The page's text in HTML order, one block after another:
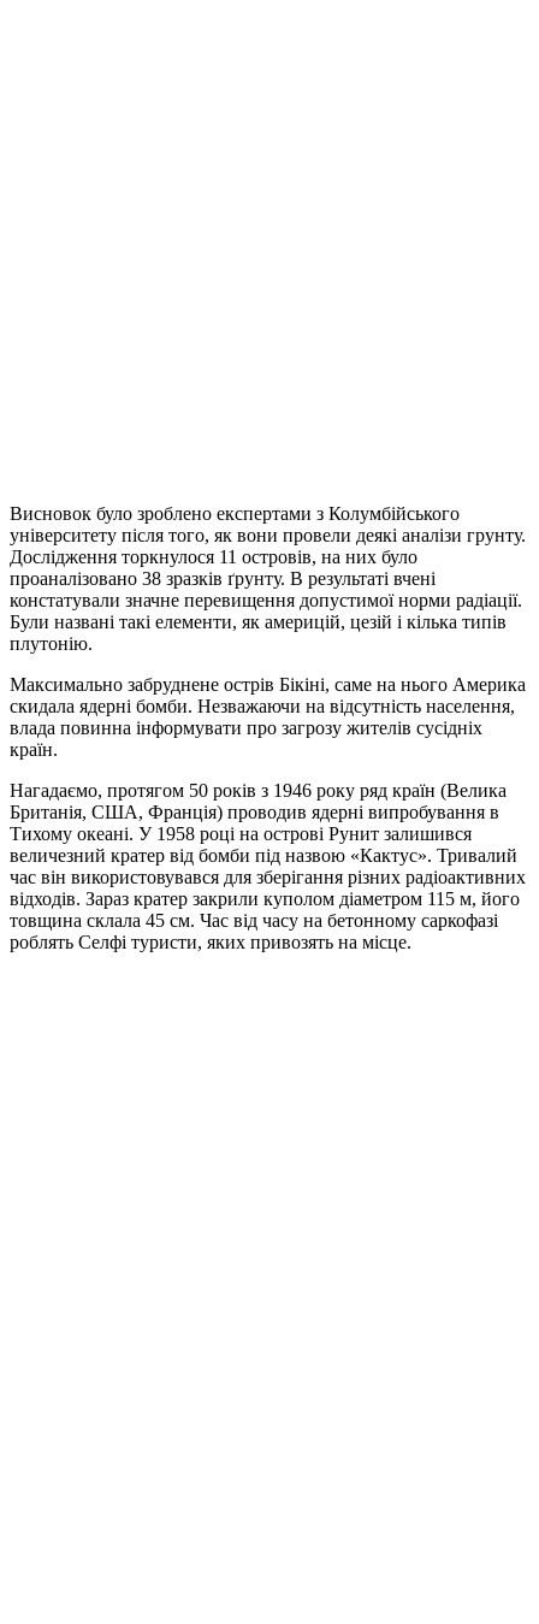
Висновок було зроблено експертами з Колумбійського
університету після того, як вони провели деякі аналізи грунту.
Дослідження торкнулося 11 островів, на них було
проаналізовано 38 зразків ґрунту. В результаті вчені
констатували значне перевищення допустимої норми радіації.
Були названі такі елементи, як америцій, цезій і кілька типів
плутонію.
Максимально забруднене острів Бікіні, саме на нього Америка
скидала ядерні бомби. Незважаючи на відсутність населення,
влада повинна інформувати про загрозу жителів сусідніх
країн.
Нагадаємо, протягом 50 років з 1946 року ряд країн (Велика
Британія, США, Франція) проводив ядерні випробування в
Тихому океані. У 1958 році на острові Рунит залишився
величезний кратер від бомби під назвою «Кактус». Тривалий
час він використовувався для зберігання різних радіоактивних
відходів. Зараз кратер закрили куполом діаметром 115 м, його
товщина склала 45 см. Час від часу на бетонному саркофазі
роблять Селфі туристи, яких привозять на місце.